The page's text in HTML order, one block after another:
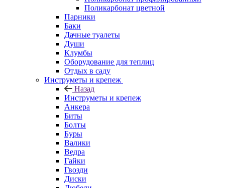
Поликарбонат цветной
Парники
Баки
Дачные туалеты
Души
Клумбы
Оборудование для теплиц
Отдых в саду
Инструметы и крепеж
Назад
Инструметы и крепеж
Анкера
Биты
Болты
Буры
Валики
Ведра
Гайки
Гвозди
Диски